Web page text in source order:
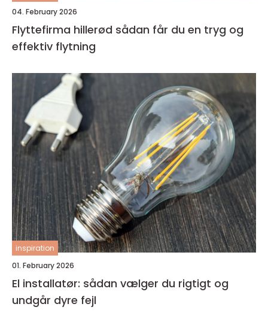
04. February 2026
Flyttefirma hillerød sådan får du en tryg og
effektiv flytning
inspiration
01. February 2026
El installatør: sådan vælger du rigtigt og
undgår dyre fejl